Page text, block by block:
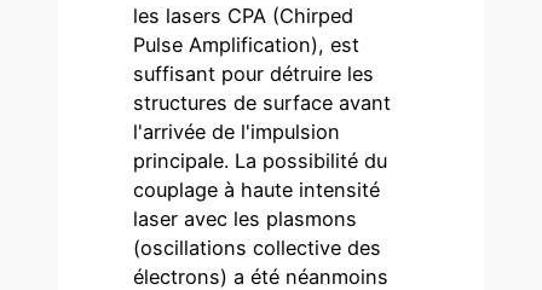
les lasers CPA (Chirped
Pulse Amplification), est
suffisant pour détruire les
structures de surface avant
l'arrivée de l'impulsion
principale. La possibilité du
couplage à haute intensité
laser avec les plasmons
(oscillations collective des
électrons) a été néanmoins